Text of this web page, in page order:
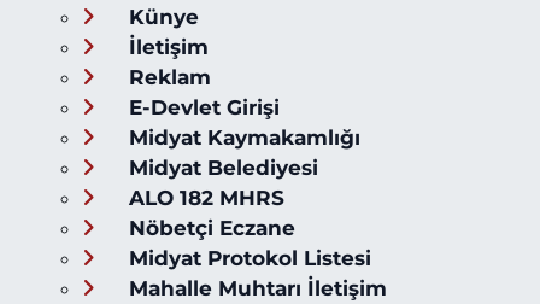
Künye
İletişim
Reklam
E-Devlet Girişi
Midyat Kaymakamlığı
Midyat Belediyesi
ALO 182 MHRS
Nöbetçi Eczane
Midyat Protokol Listesi
Mahalle Muhtarı İletişim